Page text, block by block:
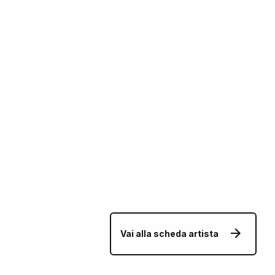
Vai alla scheda artista